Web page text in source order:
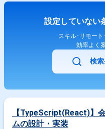
設定していない
スキル･リモート
効率よく
検
【TypeScript(React)】
ムの設計・実装